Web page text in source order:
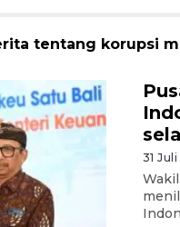
tentang korupsi
31